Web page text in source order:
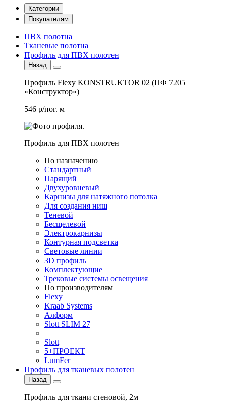
Категории
Покупателям
ПВХ полотна
Тканевые полотна
Профиль для ПВХ полотен
Назад
Профиль Flexy KONSTRUKTOR 02 (ПФ 7205
«Конструктор»)
546 р/пог. м
Профиль для ПВХ полотен
По назначению
Стандартный
Парящий
Двухуровневый
Карнизы для натяжного потолка
Для создания ниш
Теневой
Бесщелевой
Электрокарнизы
Контурная подсветка
Световые линии
3D профиль
Комплектующие
Трековые системы освещения
По производителям
Flexy
Kraab Systems
Алформ
Slott SLIM 27
Slott
5+ПРОЕКТ
LumFer
Профиль для тканевых полотен
Назад
Профиль для ткани стеновой, 2м